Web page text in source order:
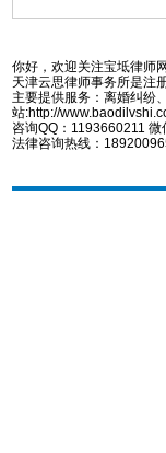
你好，欢迎关注宝坻律
天津云思律师事务所是注
主要提供服务：离婚纠纷
站:http://
咨询QQ：1193660211 微
法律咨询热线：